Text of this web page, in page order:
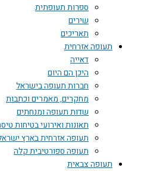
ספרות תעופתית
שירים
תאריכים
תעופה אזרחית
דאייה
היכן הם היום
חברות תעופה בישראל
מחקרים, מאמרים וכתבות
שדות תעופה ומנחתים
תאונות ואירועי בטיחות טיסה
תעופה אזרחית בארץ ישראל
תעופה ספורטיבית קלה
תעופה צבאית